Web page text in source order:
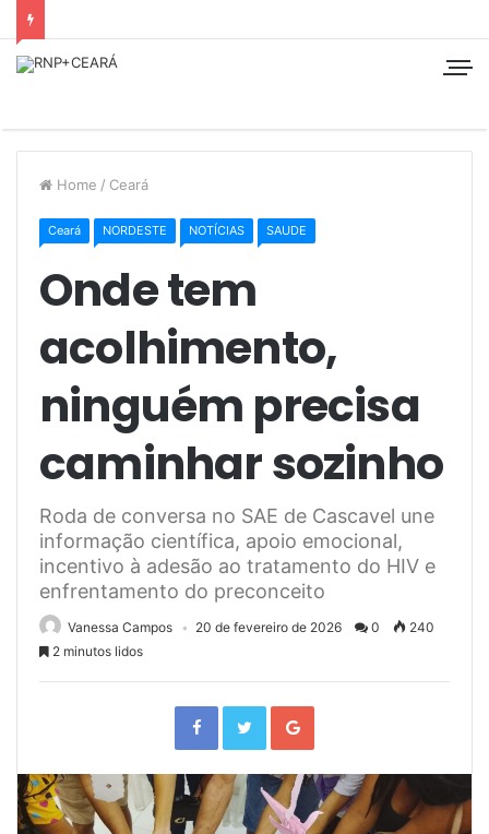
Home / Ceará
Ceará NORDESTE NOTÍCIAS SAUDE
Onde tem
acolhimento,
ninguém precisa
caminhar sozinho
Roda de conversa no SAE de Cascavel une
informação científica, apoio emocional,
incentivo à adesão ao tratamento do HIV e
enfrentamento do preconceito
Vanessa Campos 20 de fevereiro de 2026 0
240
2 minutos lidos
F
b
o
k
T
t
r +